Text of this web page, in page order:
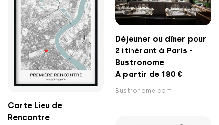
Déjeuner ou dîner pour
2 itinérant à Paris -
Bustronome
A partir de 180 €
Bustronome.com
Carte Lieu de
Rencontre